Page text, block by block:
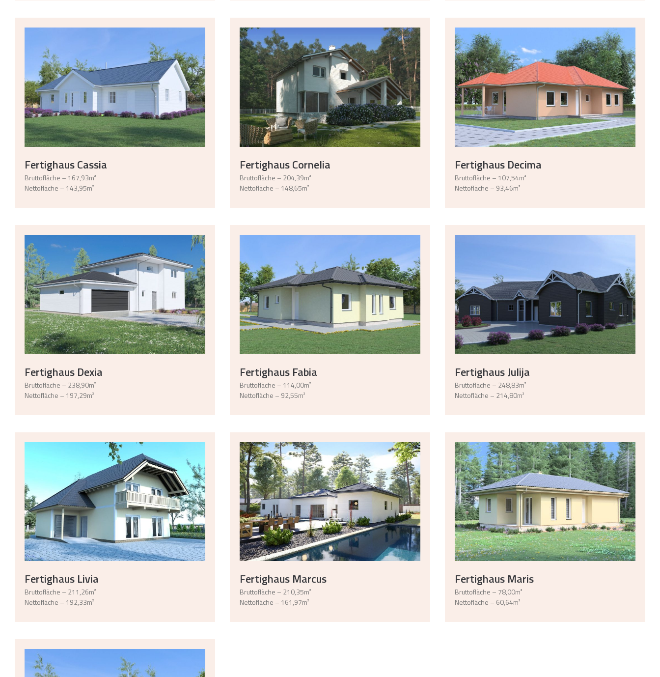
Fertighaus Cassia
Bruttofläche – 167,93m²
Nettofläche – 143,95m²
Fertighaus Cornelia
Bruttofläche – 204,39m²
Nettofläche – 148,65m²
Fertighaus Decima
Bruttofläche – 107,54m²
Nettofläche – 93,46m²
Fertighaus Dexia
Bruttofläche – 238,90m²
Nettofläche – 197,29m²
Fertighaus Fabia
Bruttofläche – 114,00m²
Nettofläche – 92,55m²
Fertighaus Julija
Bruttofläche – 248,83m²
Nettofläche – 214,80m²
Fertighaus Livia
Bruttofläche – 211,26m²
Nettofläche – 192,33m²
Fertighaus Marcus
Bruttofläche – 210,35m²
Nettofläche – 161,97m²
Fertighaus Maris
Bruttofläche – 78,00m²
Nettofläche – 60,64m²